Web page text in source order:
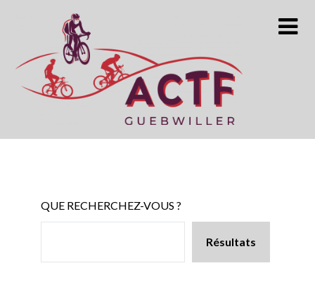
QUE RECHERCHEZ-VOUS ?
Résultats